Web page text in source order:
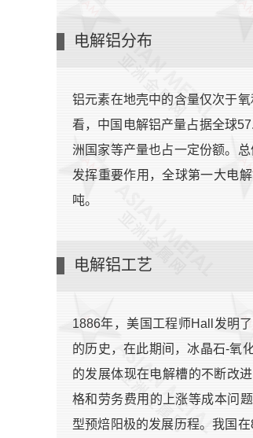
电解铝分布
铝元素在地壳中的含量仅次于
看，中国电解铝产量占据全球
洲国家等产量也占一定份额。
发挥重要作用，全球第一大电
吨。
电解铝工艺
1886年，美国工程师Hall发明
的历史，在此期间，冰晶石-氧
的发展体现在电解槽的不断改
格和劳务费用的上涨等成本
型预焙阳极的发展历程。我国